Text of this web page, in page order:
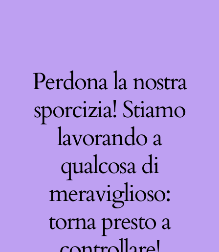
Perdona la nostra
sporcizia! Stiamo
lavorando a
qualcosa di
meraviglioso:
torna presto a